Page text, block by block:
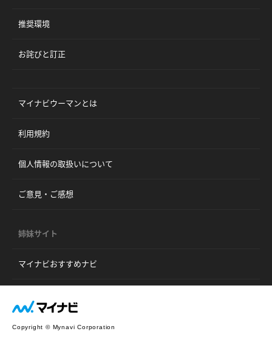
推奨環境
お詫びと訂正
マイナビウーマンとは
利用規約
個人情報の取扱いについて
ご意見・ご感想
姉妹サイト
マイナビおすすめナビ
Copyright © Mynavi Corporation